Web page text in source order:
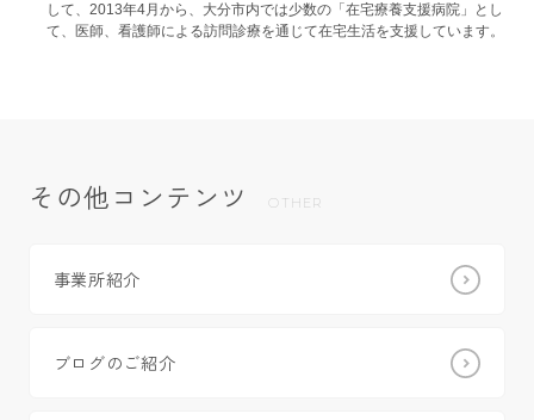
して、2013年4月から、大分市内では少数の「在宅療養支援病院」とし
て、医師、看護師による訪問診療を通じて在宅生活を支援しています。
その他コンテンツ OTHER
事業所紹介
ブログのご紹介